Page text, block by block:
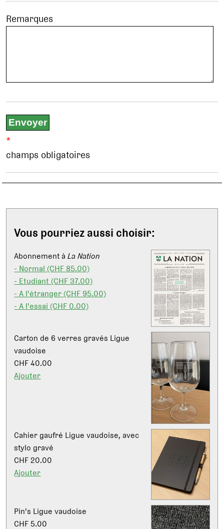
Remarques
*
champs obligatoires
Vous pourriez aussi choisir:
Abonnement àLa Nation
- Normal (CHF 85.00)
- Etudiant (CHF 37.00)
- A l'étranger (CHF 95.00)
- A l'essai (CHF 0.00)
Carton de 6 verres gravés Ligue
vaudoise
CHF 40.00
Ajouter
Cahier gaufré Ligue vaudoise, avec
stylo gravé
CHF 20.00
Ajouter
Pin's Ligue vaudoise
CHF 5.00